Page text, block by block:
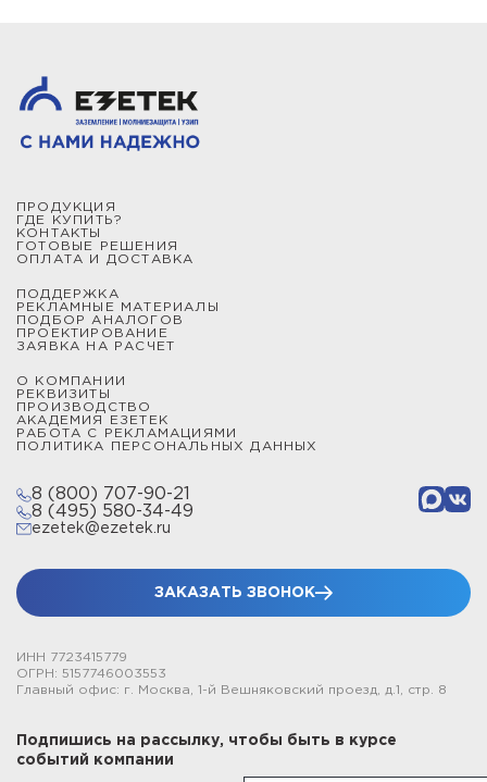
ПРОДУКЦИЯ
ГДЕ КУПИТЬ?
КОНТАКТЫ
ГОТОВЫЕ РЕШЕНИЯ
ОПЛАТА И ДОСТАВКА
ПОДДЕРЖКА
РЕКЛАМНЫЕ МАТЕРИАЛЫ
ПОДБОР АНАЛОГОВ
ПРОЕКТИРОВАНИЕ
ЗАЯВКА НА РАСЧЕТ
О КОМПАНИИ
РЕКВИЗИТЫ
ПРОИЗВОДСТВО
АКАДЕМИЯ ЕЗЕТЕК
РАБОТА С РЕКЛАМАЦИЯМИ
ПОЛИТИКА ПЕРСОНАЛЬНЫХ ДАННЫХ
8 (800) 707-90-21
8 (495) 580-34-49
ezetek@ezetek.ru
ЗАКАЗАТЬ ЗВОНОК
ИНН 7723415779
ОГРН: 5157746003553
Главный офис: г. Москва, 1-й Вешняковский проезд, д.1, стр. 8
Подпишись на рассылку, чтобы быть в курсе
событий компании